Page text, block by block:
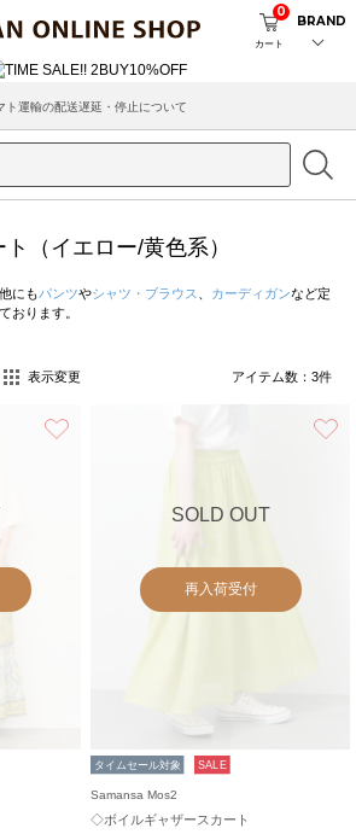
カート
0
BRAND
運輸の配送遅延・停止について
ト（イエロー/黄色系）
にもパンツやシャツ・ブラウス カーディガンなど定
おります。
表示変更 アイテム数： 3件
SOLD OUT
再入荷受付
タイムセール対象 SALE
Samansa Mos2
◇ボイルギャザースカート